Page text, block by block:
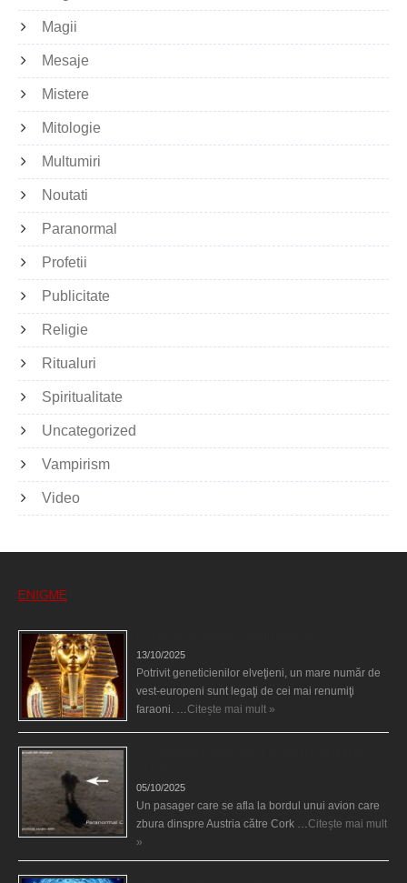
Magii
Mesaje
Mistere
Mitologie
Multumiri
Noutati
Paranormal
Profetii
Publicitate
Religie
Ritualuri
Spiritualitate
Uncategorized
Vampirism
Video
ENIGME
13/10/2025
Potrivit geneticienilor elveţieni, un mare număr de
vest-europeni sunt legaţi de cei mai renumiţi
faraoni. … Citește mai mult »
05/10/2025
Un pasager care se afla la bordul unui avion care
zbura dinspre Austria către Cork … Citește mai mult
»